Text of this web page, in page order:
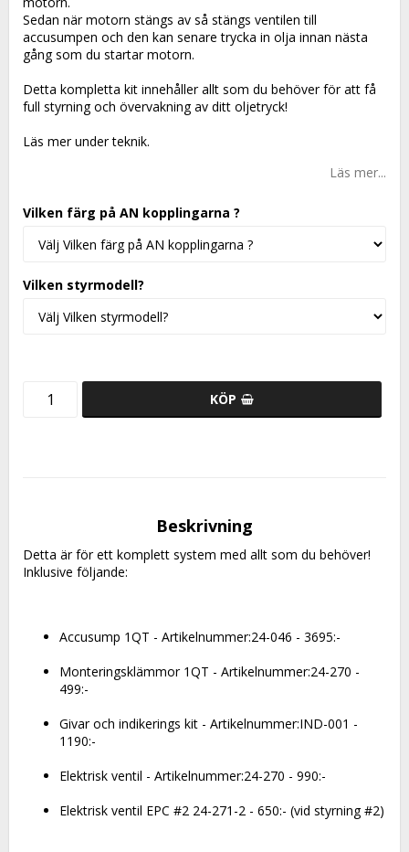
Sedan när motorn stängs av så stängs ventilen till
accusumpen och den kan senare trycka in olja innan nästa
gång som du startar motorn.
Detta kompletta kit innehåller allt som du behöver för att få
full styrning och övervakning av ditt oljetryck!
Läs mer under teknik.
Läs mer...
Vilken färg på AN kopplingarna ?
Vilken styrmodell?
KÖP
Beskrivning
Detta är för ett komplett system med allt som du behöver!
Inklusive följande:
Accusump 1QT - Artikelnummer:24-046 - 3695:-
Monteringsklämmor 1QT - Artikelnummer:24-270 -
499:-
Givar och indikerings kit - Artikelnummer:IND-001 -
1190:-
Elektrisk ventil - Artikelnummer:24-270 - 990:-
Elektrisk ventil EPC #2 24-271-2 - 650:- (vid styrning #2)